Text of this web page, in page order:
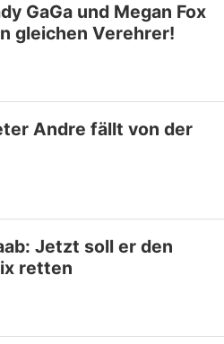
GaGa und Megan Fox
gleichen Verehrer!
Andre fällt von der
Jetzt soll er den
retten